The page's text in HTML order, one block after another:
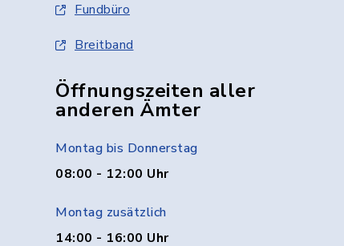
Fundbüro
Breitband
Öffnungszeiten aller
anderen Ämter
Montag bis Donnerstag
08:00 - 12:00 Uhr
Montag zusätzlich
14:00 - 16:00 Uhr